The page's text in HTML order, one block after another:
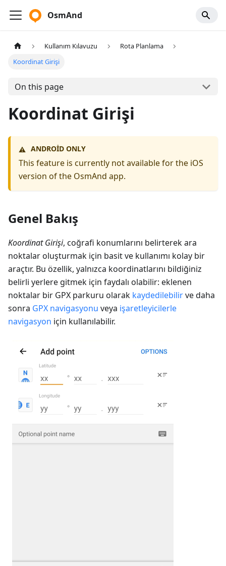
OsmAnd
Kullanım Kılavuzu
Rota Planlama
Koordinat Girişi
On this page
Koordinat Girişi
⚠️ ANDROID ONLY
This feature is currently not available for the iOS
version of the OsmAnd app.
Genel Bakış
Koordinat Girişi, coğrafi konumlarını belirterek ara
noktalar oluşturmak için basit ve kullanımı kolay bir
araçtır. Bu özellik, yalnızca koordinatlarını bildiğiniz
belirli yerlere gitmek için faydalı olabilir: eklenen
noktalar bir GPX parkuru olarak kaydedilebilirve daha
sonra GPX navigasyonu veya işaretleyicilerle
navigasyon için kullanılabilir.